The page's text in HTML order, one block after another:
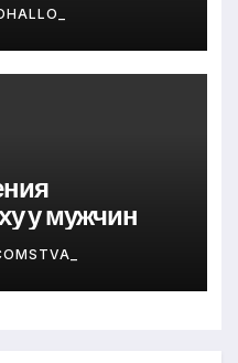
у мужчин